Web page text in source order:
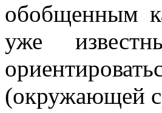
обобщенным
уже
(окружающей